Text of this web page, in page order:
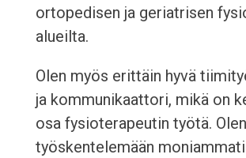
ortopedisen ja geriatrisen
alueilta.
Olen myös erittäin hyvä
ja kommunikaattori, mikä on
osa fysioterapeutin työtä.
työskentelemään